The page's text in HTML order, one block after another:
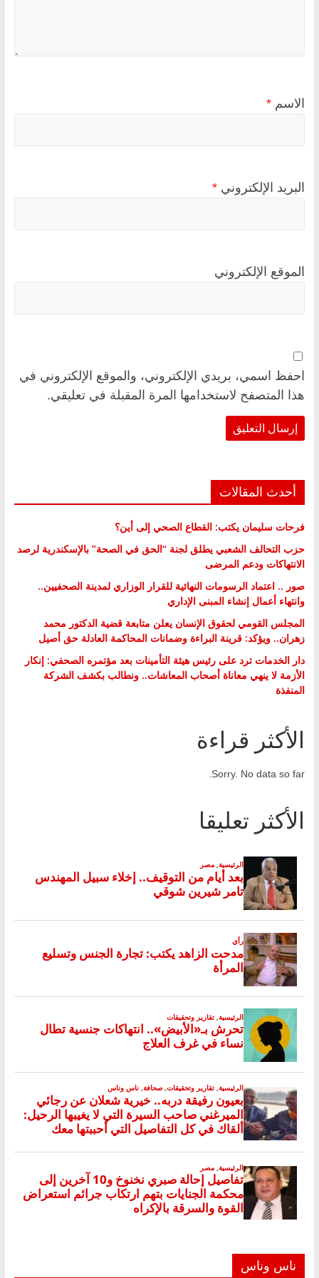
الاسم *
البريد الإلكتروني *
الموقع الإلكتروني
احفظ اسمي، بريدي الإلكتروني، والموقع الإلكتروني في
هذا المتصفح لاستخدامها المرة المقبلة في تعليقي.
أحدث المقالات
فرحات سليمان يكتب: القطاع الصحي إلى أين؟
حزب التحالف الشعبي يطلق لجنة “الحق في الصحة” بالإسكندرية لرصد
الانتهاكات ودعم المرضى
صور .. اعتماد الرسومات النهائية للقرار الوزاري لمدينة الصحفيين..
وانتهاء أعمال إنشاء المبنى الإداري
المجلس القومي لحقوق الإنسان يعلن متابعة قضية الدكتور محمد
زهران.. ويؤكد: قرينة البراءة وضمانات المحاكمة العادلة حق أصيل
دار الخدمات ترد على رئيس هيئة التأمينات بعد مؤتمره الصحفي: إنكار
الأزمة لا ينهي معاناة أصحاب المعاشات.. ونطالب بكشف الشركة
المنفذة
الأكثر قراءة
Sorry. No data so far.
الأكثر تعليقا
ناس وناس